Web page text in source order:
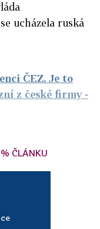
ucházela ruská
ČEZ. Je to
z české firmy-
ČLÁNKU